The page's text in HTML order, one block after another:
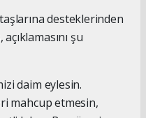
desteklerinden
şu
daim eylesin.
mahcup etmesin,